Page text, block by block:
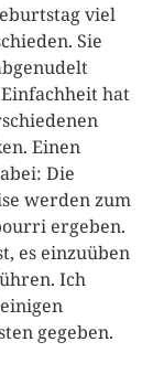
viel
Sie
hat
Einen
Die
werden zum
ergeben.
es einzuüben
Ich
gegeben.